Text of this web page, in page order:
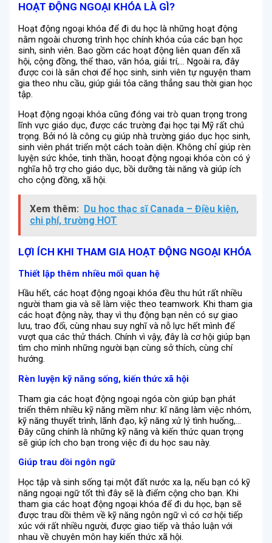
HOẠT ĐỘNG NGOẠI KHÓA LÀ GÌ?
Hoạt động ngoại khóa để đi du học là những hoạt động
nằm ngoài chương trình học chính khóa của các bạn học
sinh, sinh viên. Bao gồm các hoạt động liên quan đến xã
hội, cộng đồng, thể thao, văn hóa, giải trí,… Ngoài ra, đây
được coi là sân chơi để học sinh, sinh viên tự nguyện tham
gia theo nhu cầu, giúp giải tỏa căng thẳng sau thời gian học
tập.
Hoạt động ngoại khóa cũng đóng vai trò quan trọng trong
lĩnh vực giáo dục, được các trường đại học tại Mỹ rất chú
trọng. Bởi nó là công cụ giúp nhà trường giáo dục học sinh,
sinh viên phát triển một cách toàn diện. Không chỉ giúp rèn
luyện sức khỏe, tinh thần, hooạt động ngoại khóa còn có ý
nghĩa hỗ trợ cho giáo dục, bồi dưỡng tài năng và giúp ích
cho cộng đồng, xã hội.
Xem thêm:
Du học thạc sĩ Canada – Điều kiện,
chi phí, trường HOT
LỢI ÍCH KHI THAM GIA HOẠT ĐỘNG NGOẠI KHÓA
Thiết lập thêm nhiều mối quan hệ
Hầu hết, các hoạt động ngoại khóa đều thu hút rất nhiều
người tham gia và sẽ làm việc theo teamwork. Khi tham gia
các hoạt động này, thay vì thụ động bạn nên có sự giao
lưu, trao đổi, cùng nhau suy nghĩ và nỗ lực hết mình để
vượt qua các thử thách. Chính vì vậy, đây là cơ hội giúp bạn
tìm cho mình những người bạn cùng sở thích, cùng chí
hướng.
Rèn luyện kỹ năng sống, kiến thức xã hội
Tham gia các hoạt động ngoại ngóa còn giúp bạn phát
triển thêm nhiều kỹ năng mềm như: kĩ năng làm việc nhóm,
kỹ năng thuyết trình, lãnh đạo, kỹ năng xử lý tình huống,…
Đây cũng chính là những kỹ năng và kiến thức quan trọng
sẽ giúp ích cho bạn trong việc đi du học sau này.
Giúp trau dồi ngôn ngữ
Học tập và sinh sống tại một đất nước xa lạ, nếu bạn có kỹ
năng ngoại ngữ tốt thì đây sẽ là điểm cộng cho bạn. Khi
tham gia các hoạt động ngoại khóa để đi du học, bạn sẽ
được trau dồi thêm về kỹ năng ngôn ngữ vì có cơ hội tiếp
xúc với rất nhiều người, được giao tiếp và thảo luận với
nhau về chuyên môn hay kiến thức xã hội.